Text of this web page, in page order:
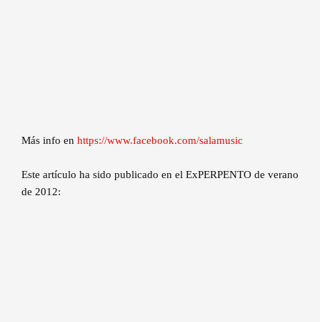
Más info en https://www.facebook.com/salamusic
Este artículo ha sido publicado en el ExPERPENTO de verano
de 2012: